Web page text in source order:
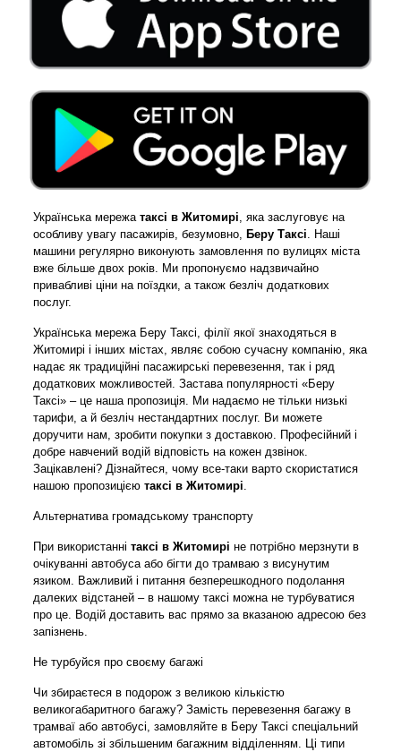
Українська мережа таксі в Житомирі , яка заслуговує на
особливу увагу пасажирів, безумовно,
Беру Таксі . Наші
машини регулярно виконують замовлення по вулицях міста
вже більше двох років. Ми пропонуємо надзвичайно
привабливі ціни на поїздки, а також безліч додаткових
послуг.
Українська мережа Беру Таксі, філії якої знаходяться в
Житомирі і інших містах, являє собою сучасну компанію, яка
надає як традиційні пасажирські перевезення, так і ряд
додаткових можливостей. Застава популярності «Беру
Таксі» – це наша пропозиція. Ми надаємо не тільки низькі
тарифи, а й безліч нестандартних послуг. Ви можете
доручити нам, зробити покупки з доставкою. Професійний і
добре навчений водій відповість на кожен дзвінок.
Зацікавлені? Дізнайтеся, чому все-таки варто скористатися
нашою пропозицією таксі в Житомирі
Альтернатива громадському транспорту
При використанні таксі в Житомирі не потрібно мерзнути в
очікуванні автобуса або бігти до трамваю з висунутим
язиком. Важливий і питання безперешкодного подолання
далеких відстаней – в нашому таксі можна не турбуватися
про це. Водій доставить вас прямо за вказаною адресою без
запізнень.
Не турбуйся про своєму багажі
Чи збираєтеся в подорож з великою кількістю
великогабаритного багажу? Замість перевезення багажу в
трамваї або автобусі, замовляйте в Беру Таксі спеціальний
автомобіль зі збільшеним багажним відділенням. Ці типи